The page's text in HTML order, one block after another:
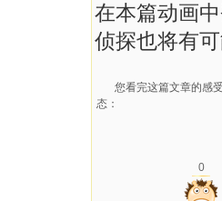
在本篇动画
侦探也将有
您看完这篇文章的感
态：
0